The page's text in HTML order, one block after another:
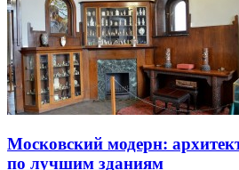
Московский модерн:
по лучшим зданиям